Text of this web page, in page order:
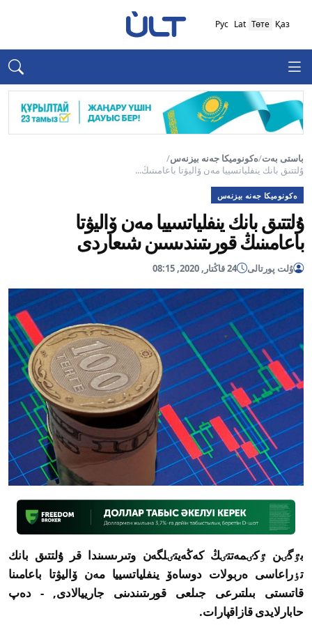
Қаз
Төте
Lat
Рус
باستى بەت/ەكونوميكا جەنە بيزنەس/
ۇلتتىق بانك ينفلياتسييا مەن ۆاليۋتا باعامىنىڭ...
ەكونوميكا جەنە بيزنەس
ۇلتتىق بانك ينفلياتسييا مەن ۆاليۋتا
باعامىنىڭ قورىتىندىسىن شىعاردى
ۇلت پورتالى 24 قاڭتار, 2020, 08:15
بٷگٸن ٷكٸمەتتٸڭ كەڭەيتٸلگەن وتىرىسىندا قر ۇلتتىق بانك
تٶراعاسى ەربولات دوساەۆ ينفلياتسييا مەن ۆاليۋتا باعامىنا
قاتىستى بىلتىرعى جىلعى قورىتىندىنى جارييالادى, - دەپ
حابارلايدى قازاقپارات.